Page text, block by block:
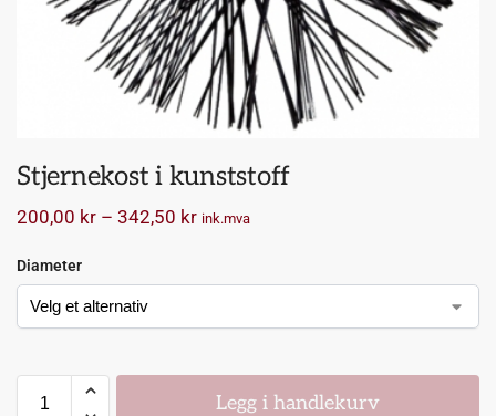
Stjernekost i kunststoff
200,00 kr – 342,50 kr ink.mva
Diameter
Legg i handlekurv